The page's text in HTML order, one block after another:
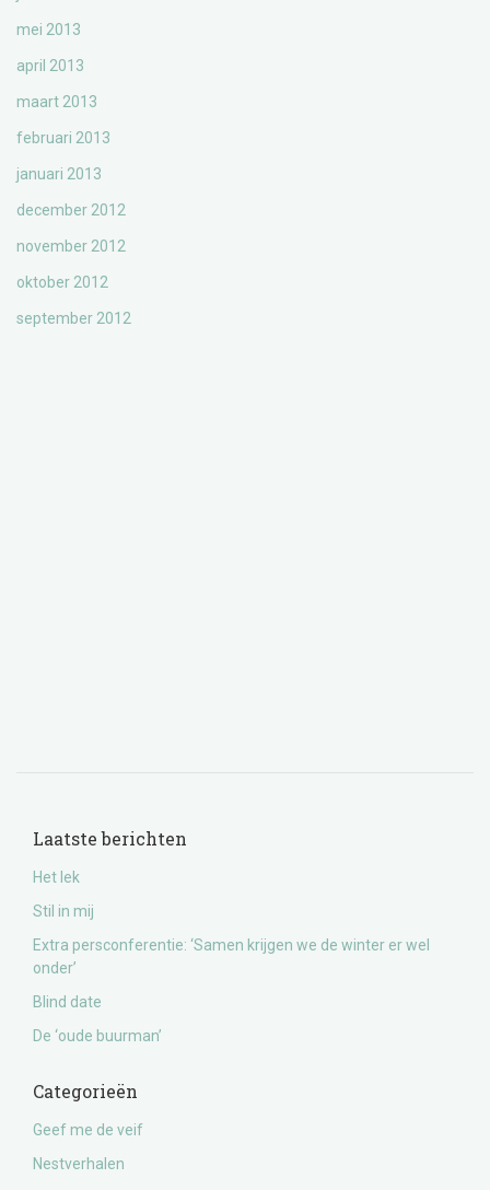
mei 2013
april 2013
maart 2013
februari 2013
januari 2013
december 2012
november 2012
oktober 2012
september 2012
Laatste berichten
Het lek
Stil in mij
Extra persconferentie: ‘Samen krijgen we de winter er wel
onder’
Blind date
De ‘oude buurman’
Categorieën
Geef me de veif
Nestverhalen